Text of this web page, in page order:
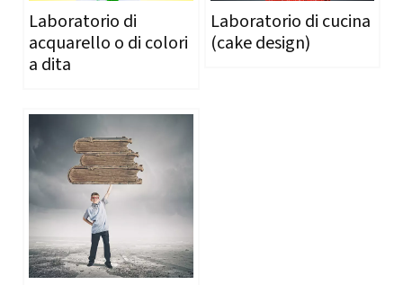
Laboratorio di
acquarello o di colori
a dita
Laboratorio di cucina
(cake design)